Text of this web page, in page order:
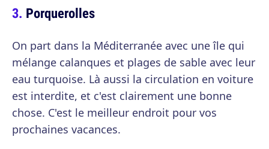
Porquerolles
On part dans la Méditerranée avec une île qui
mélange calanques et plages de sable avec leur
eau turquoise. Là aussi la circulation en voiture
est interdite, et c'est clairement une bonne
chose. C'est le meilleur endroit pour vos
prochaines vacances.